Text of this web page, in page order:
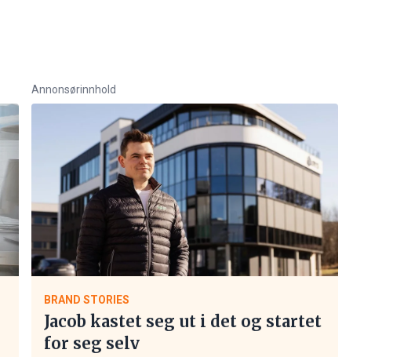
Annonsørinnhold
BRAND STORIES
Jacob kastet seg ut i det og startet
for seg selv